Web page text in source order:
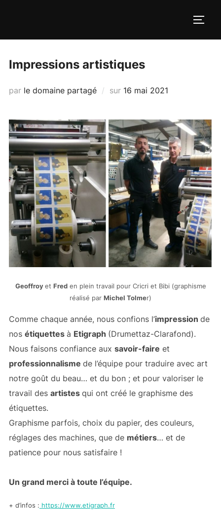
Impressions artistiques
par le domaine partagé sur Publié
16 mai 2021
Geoffroyet Freden plein travail pour Cricri et Bibi (graphisme
réalisé par Michel Tolmer)
Comme chaque année, nous confions l’impression de
nos étiquettes à Etigraph (Drumettaz-Clarafond).
Nous faisons confiance aux savoir-faire et
professionnalisme de l’équipe pour traduire avec art
notre goût du beau… et du bon ; et pour valoriser le
travail des artistes qui ont créé le graphisme des
étiquettes.
Graphisme parfois, choix du papier, des couleurs,
réglages des machines, que de métiers… et de
patience pour nous satisfaire !
Un grand merci à toute l’équipe.
+ d’infos : https://www.etigraph.fr